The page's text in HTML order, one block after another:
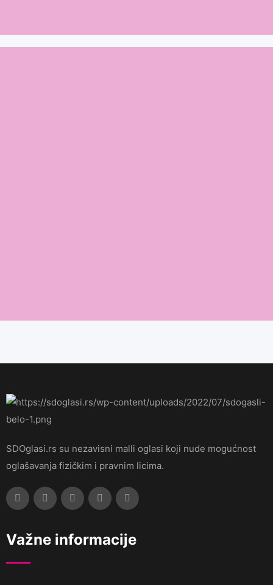
SDOglasi.rs su nezavisni malli oglasi koji nude mogućnost
oglašavanja fizičkim i pravnim licima.
Važne informacije